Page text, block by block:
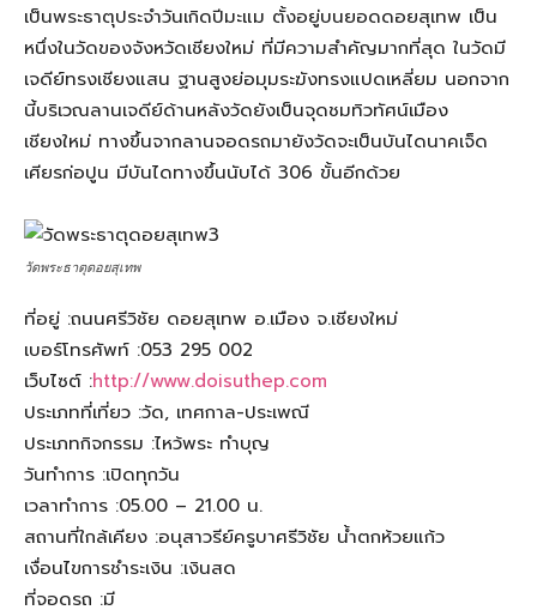
เป็นพระธาตุประจำวันเกิดปีมะแม ตั้งอยู่บนยอดดอยสุเทพ เป็น
หนึ่งในวัดของจังหวัดเชียงใหม่ ที่มีความสำคัญมากที่สุด ในวัดมี
เจดีย์ทรงเชียงแสน ฐานสูงย่อมุมระฆังทรงแปดเหลี่ยม นอกจาก
นี้บริเวณลานเจดีย์ด้านหลังวัดยังเป็นจุดชมทิวทัศน์เมือง
เชียงใหม่ ทางขึ้นจากลานจอดรถมายังวัดจะเป็นบันไดนาคเจ็ด
เศียรก่อปูน มีบันไดทางขึ้นนับได้ 306 ขั้นอีกด้วย
วัดพระธาตุดอยสุเทพ
ที่อยู่ :ถนนศรีวิชัย ดอยสุเทพ อ.เมือง จ.เชียงใหม่
เบอร์โทรศัพท์ :053 295 002
เว็บไซต์ :http://www.doisuthep.com
ประเภทที่เที่ยว :วัด, เทศกาล-ประเพณี
ประเภทกิจกรรม :ไหว้พระ ทำบุญ
วันทำการ :เปิดทุกวัน
เวลาทำการ :05.00 – 21.00 น.
สถานที่ใกล้เคียง :อนุสาวรีย์ครูบาศรีวิชัย น้ำตกห้วยแก้ว
เงื่อนไขการชำระเงิน :เงินสด
ที่จอดรถ :มี